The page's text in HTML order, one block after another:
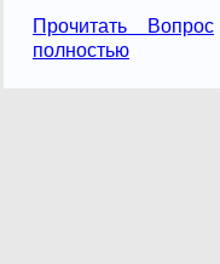
Прочитать Вопрос
полностью